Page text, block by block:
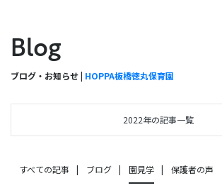
Blog
ブログ・お知らせ | HOPPA板橋徳丸保育園
2022年の記事一覧
すべての記事 ブログ 園見学 保護者の声